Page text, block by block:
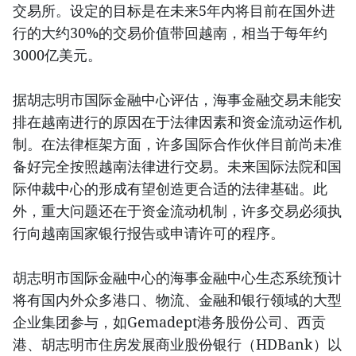
交易所。设定的目标是在未来5年内将目前在国外进
行的大约30%的交易价值带回越南，相当于每年约
3000亿美元。
据胡志明市国际金融中心评估，海事金融交易未能安
排在越南进行的原因在于法律因素和资金流动运作机
制。在法律框架方面，许多国际合作伙伴目前尚未准
备好完全按照越南法律进行交易。未来国际法院和国
际仲裁中心的形成有望创造更合适的法律基础。此
外，重大问题还在于资金流动机制，许多交易必须执
行向越南国家银行报告或申请许可的程序。
胡志明市国际金融中心的海事金融中心生态系统预计
将有国内外众多港口、物流、金融和银行领域的大型
企业集团参与，如Gemadept港务股份公司、西贡
港、胡志明市住房发展商业股份银行（HDBank）以